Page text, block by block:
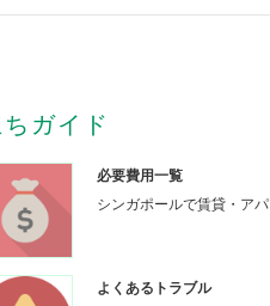
ガイド
必要費用一覧
シンガポールで賃貸・ア
よくあるトラブル